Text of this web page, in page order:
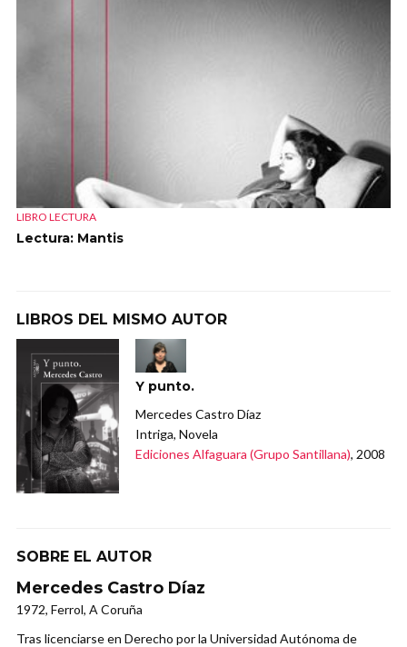
LIBRO LECTURA
Lectura: Mantis
LIBROS DEL MISMO AUTOR
Y punto.
Mercedes Castro Díaz
Intriga, Novela
Ediciones Alfaguara (Grupo Santillana), 2008
SOBRE EL AUTOR
Mercedes Castro Díaz
1972, Ferrol, A Coruña
Tras licenciarse en Derecho por la Universidad Autónoma de